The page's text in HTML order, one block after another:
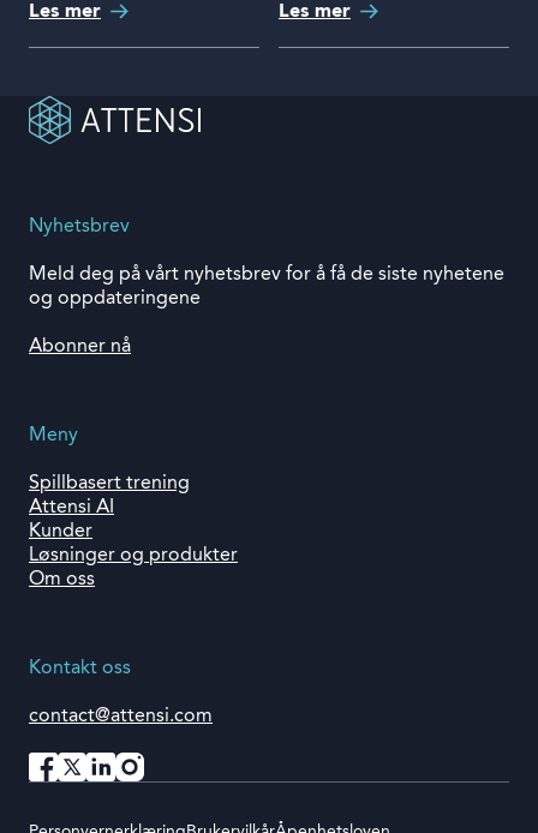
Les mer Les mer
Kontakt oss
contact@attensi.com
Nyhetsbrev
Meld deg på vårt nyhetsbrev for å få de siste nyhetene
og oppdateringene
Abonner nå
Meny
Spillbasert trening
Attensi AI
Kunder
Løsninger og produkter
Om oss